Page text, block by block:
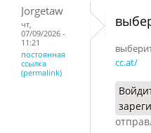
Jorgetaw
чт,
07/09/2026 -
11:21
постоянная
ссылка
(permalink)
cc.at/